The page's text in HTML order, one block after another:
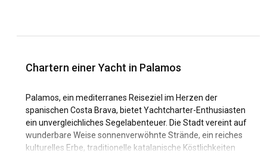
Chartern einer Yacht in Palamos
Palamos, ein mediterranes Reiseziel im Herzen der
spanischen Costa Brava, bietet Yachtcharter-Enthusiasten
ein unvergleichliches Segelabenteuer. Die Stadt vereint auf
wunderbare Weise sonnenverwöhnte Strände, ein reiches
kulturelles Erbe, traditionelle katalanische Köstlichkeiten